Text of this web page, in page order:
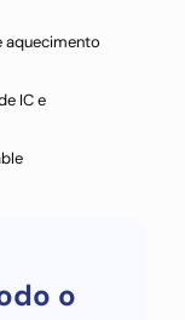
aquecimento
IC e
o